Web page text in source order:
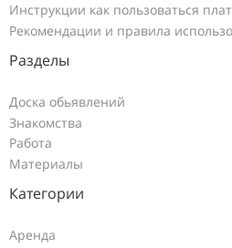
Инструкции как пользоваться
Рекомендации и правила
Разделы
Доска обьявлений
Знакомства
Работа
Материалы
Категории
Аренда